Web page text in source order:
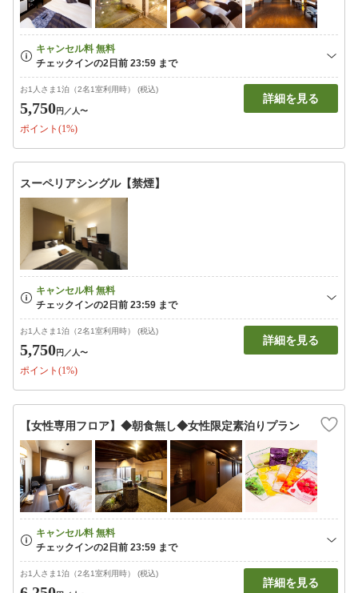
お1人さま1泊（2名1室利用時） (税込)
5,750円 ／人〜
ポイント(1%)
詳細を見る
スーペリアシングル【禁煙】
お1人さま1泊（2名1室利用時） (税込)
5,750円 ／人〜
ポイント(1%)
詳細を見る
【女性専用フロア】◆朝食無し◆女性限定素泊りプラン
お1人さま1泊（2名1室利用時） (税込)
詳細を見る